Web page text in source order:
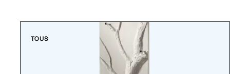
TOUS